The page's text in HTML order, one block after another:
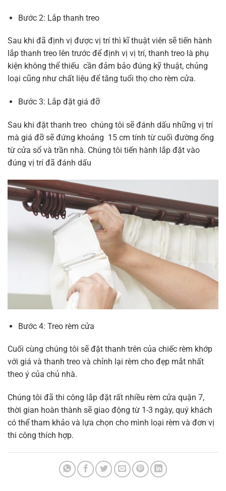
Bước 2: Lắp thanh treo
Sau khi đã định vị được vị trí thì kĩ thuật viên sẽ tiến hành
lắp thanh treo lên trước để định vị vị trí, thanh treo là phụ
kiện không thể thiếu cần đảm bảo đúng kỹ thuật, chủng
loại cũng như chất liệu để tăng tuổi thọ cho rèm cửa.
Bước 3: Lắp đặt giá đỡ
Sau khi đặt thanh treo chúng tôi sẽ đánh dấu những vị trí
mà giá đỡ sẽ đứng khoảng 15 cm tính từ cuối đường ống
từ cửa sổ và trần nhà. Chúng tôi tiến hành lắp đặt vào
đúng vị trí đã đánh dấu
Bước 4: Treo rèm cửa
Cuối cùng chúng tôi sẽ đặt thanh trên của chiếc rèm khớp
với giá và thanh treo và chỉnh lại rèm cho đẹp mắt nhất
theo ý của chủ nhà.
Chúng tôi đã thi công lắp đặt rất nhiều rèm cửa quận 7,
thời gian hoàn thành sẽ giao động từ 1-3 ngày, quý khách
có thể tham khảo và lựa chọn cho mình loại rèm và đơn vị
thi công thích hợp.